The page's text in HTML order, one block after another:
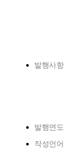
발행사항
발행연도
작성언어